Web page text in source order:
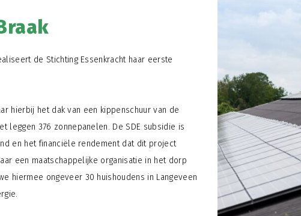
de Stichting Essenkracht haar eerste
hierbij het dak van een kippenschuur van de
leggen 376 zonnepanelen. De SDE subsidie is
en het financiële rendement dat dit project
een maatschappelijke organisatie in het dorp
hiermee ongeveer 30 huishoudens in Langeveen